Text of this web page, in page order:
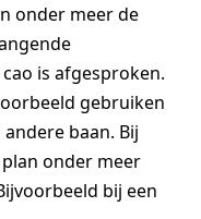
onder meer de
is afgesproken.
gebruiken
baan. Bij
onder meer
bij een